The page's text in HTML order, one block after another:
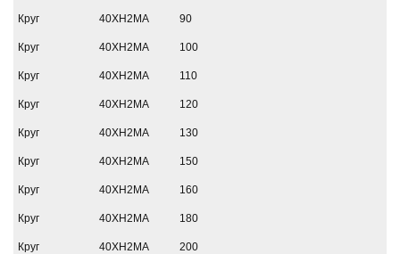
Круг 40ХН2МА 90
Круг 40ХН2МА 100
Круг 40ХН2МА 110
Круг 40ХН2МА 120
Круг 40ХН2МА 130
Круг 40ХН2МА 150
Круг 40ХН2МА 160
Круг 40ХН2МА 180
Круг 40ХН2МА 200